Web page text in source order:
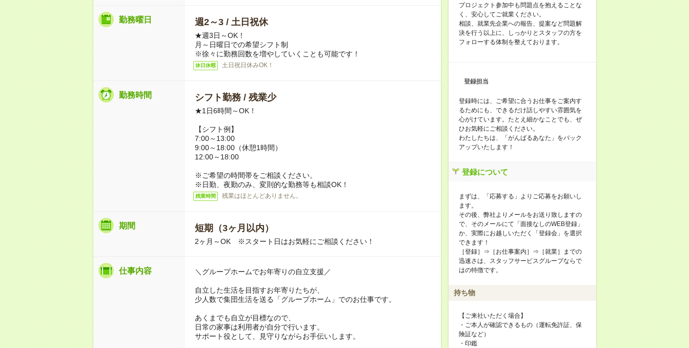
勤務曜日 週2～3 / 土日祝休
★週3日～OK！
月～日曜日での希望シフト制
※徐々に勤務回数を増やしていくことも可能です！
休日休暇 土日祝日休みOK！
勤務時間 シフト勤務 / 残業少
★1日6時間～OK！
【シフト例】
7:00～13:00
9:00～18:00（休憩1時間）
12:00～18:00
※ご希望の時間帯をご相談ください。
※日勤、夜勤のみ、変則的な勤務等も相談OK！
残業時間 残業はほとんどありません。
期間 短期（3ヶ月以内）
2ヶ月～OK ※スタート日はお気軽にご相談ください！
仕事内容 ＼グループホームでお年寄りの自立支援／
自立した生活を目指すお年寄りたちが、
少人数で集団生活を送る「グループホーム」でのお仕事です。
あくまでも自立が目標なので、
日常の家事は利用者が自分で行います。
サポート役として、見守りながらお手伝いします。
プロジェクト参加中も問題点を抱えることな
く、安心してご就業ください。
相談、就業先企業への報告、提案など問題解
決を行う以上に、しっかりとスタッフの方を
フォローする体制を整えております。
登録担当
登録時には、ご希望に合うお仕事をご案内す
るためにも、できるだけ話しやすい雰囲気を
心がけています。たとえ細かなことでも、ぜ
ひお気軽にご相談ください。
わたしたちは、「がんばるあなた」をバック
アップいたします！
登録について
まずは、「応募する」よりご応募をお願いし
ます。
その後、弊社よりメールをお送り致しますの
で、そのメールにて「面接なしのWEB登録」
か、実際にお越しいただく「登録会」を選択
できます！
［登録］⇒［お仕事案内］⇒［就業］までの
迅速さは、スタッフサービスグループならで
はの特徴です。
持ち物
【ご来社いただく場合】
・ご本人が確認できるもの（運転免許証、保
険証など）
・印鑑